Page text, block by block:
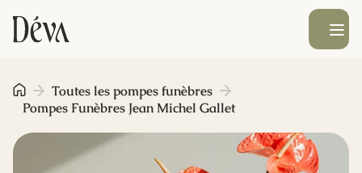
Obsèques
Prévoyance
Ouvrir le
Toutes les pompes funèbres
Pompes Funèbres Jean Michel Gallet